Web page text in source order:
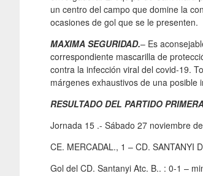
un centro del campo que domine la
ocasiones de gol que se le presenten.
MAXIMA SEGURIDAD.– Es
correspondiente mascarilla de
contra la infección viral del covid-19.
márgenes exhaustivos de una posible
RESULTADO DEL PARTIDO
Jornada 15 .- Sábado 27 noviembre
CE. MERCADAL., 1 – CD. SANTANYI
Gol del CD. Santanyi Atc. B.. : 0-1 –